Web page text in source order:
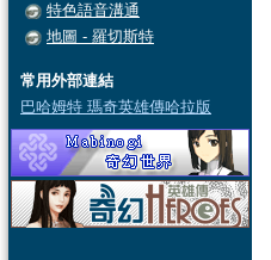
特色語音溝通
地圖 - 羅切斯特
常用外部連結
巴哈姆特 瑪奇英雄傳哈拉版